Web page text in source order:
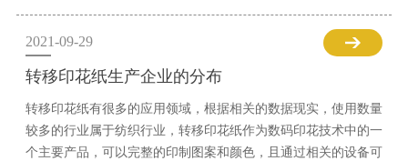
2021-09-29
转移印花纸生产企业的分布
转移印花纸有很多的应用领域，根据相关的数据现实，使用数量
较多的行业属于纺织行业，转移印花纸作为数码印花技术中的一
个主要产品，可以完整的印制图案和颜色，且通过相关的设备可